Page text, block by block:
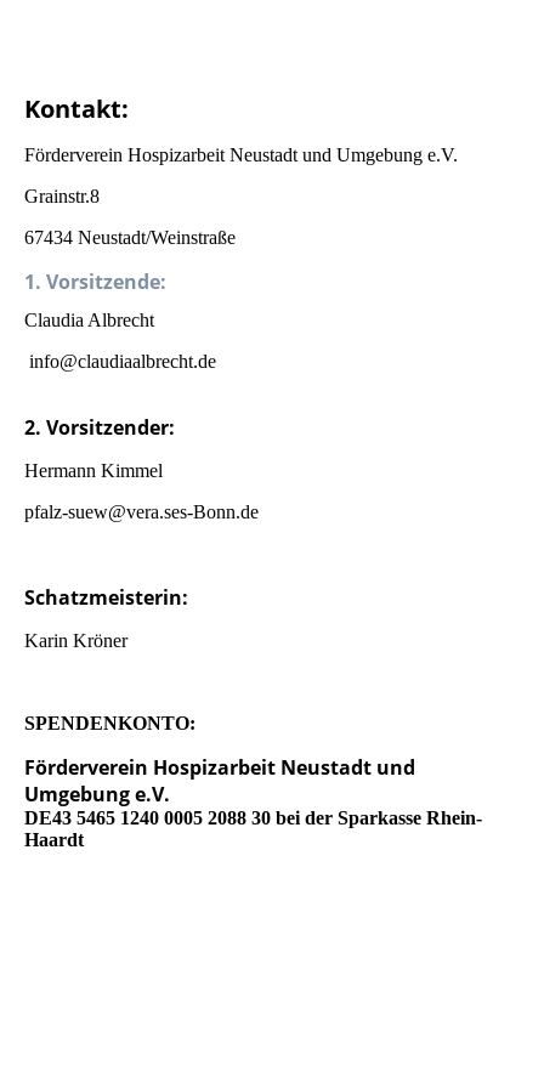
Kontakt:
Förderverein Hospizarbeit Neustadt und Umgebung e.V.
Grainstr.8
67434 Neustadt/Weinstraße
1. Vorsitzende:
Claudia Albrecht
info@claudiaalbrecht.de
2. Vorsitzender:
Hermann Kimmel
pfalz-suew@vera.ses-Bonn.de
Schatzmeisterin:
Karin Kröner
SPENDENKONTO:
Förderverein Hospizarbeit Neustadt und
Umgebung e.V.
DE43 5465 1240 0005 2088 30 bei der Sparkasse Rhein-
Haardt